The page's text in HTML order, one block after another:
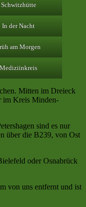
Schwitzhütte
In der Nacht
am Morgen
Mediziinkreis
Mitten im Dreieck
im Kreis Minden-
sind es nur
über die B239, von Ost
oder Osnabrück
von uns entfernt und ist